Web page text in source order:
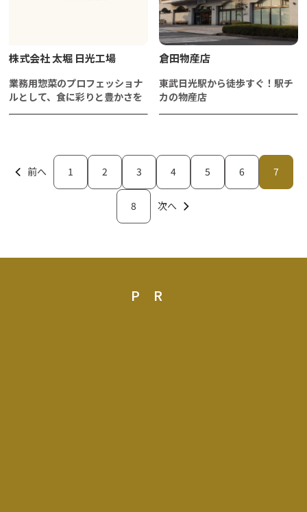
株式会社 太堀 日光工場
業務用惣菜のプロフェッショナ
ルとして、食に彩りと豊かさを
倉田物産店
東武日光駅から徒歩すぐ！駅チ
カの物産店
前へ 1 2 3 4 5 6 7
8 次へ
PR